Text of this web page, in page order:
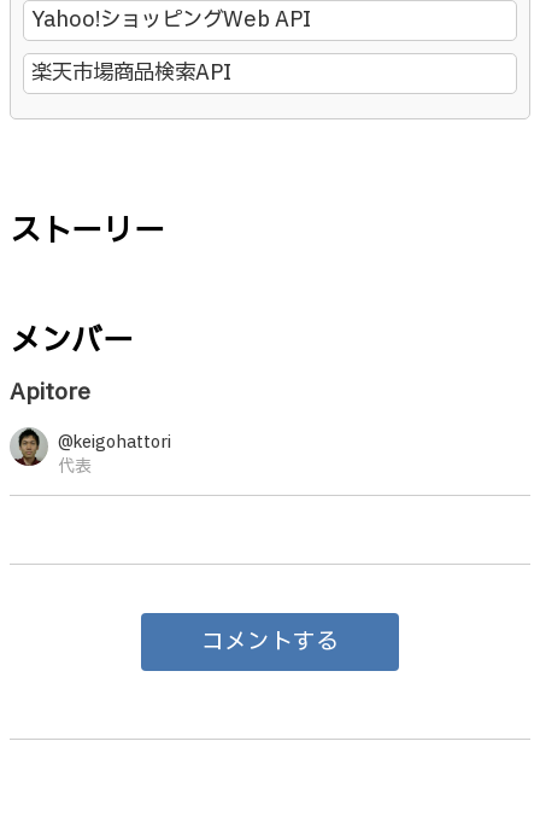
Yahoo!ショッピングWeb API
楽天市場商品検索API
ストーリー
メンバー
Apitore
@keigohattori
代表
コメントする